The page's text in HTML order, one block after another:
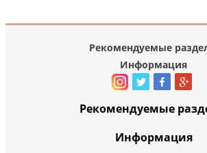
Рекомендуемые
Информация
Рекомендуемые
Информация